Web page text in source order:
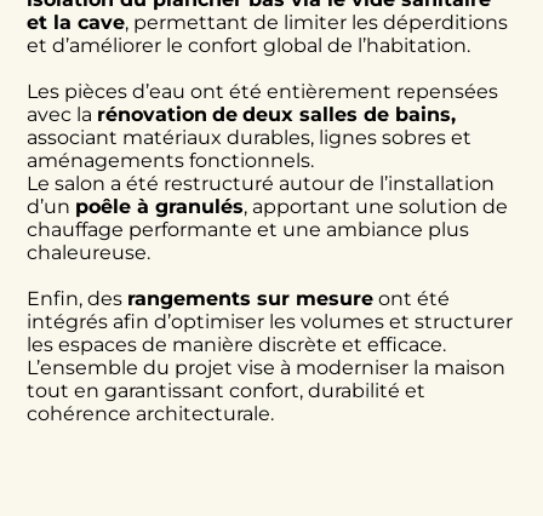
et la cave, permettant de limiter les déperditions
et d’améliorer le confort global de l’habitation.
Les pièces d’eau ont été entièrement repensées
avec la rénovation de deux salles de bains,
associant matériaux durables, lignes sobres et
aménagements fonctionnels.
Le salon a été restructuré autour de l’installation
d’un poêle à granulés, apportant une solution de
chauffage performante et une ambiance plus
chaleureuse.
Enfin, des rangements sur mesure ont été
intégrés afin d’optimiser les volumes et structurer
les espaces de manière discrète et efficace.
L’ensemble du projet vise à moderniser la maison
tout en garantissant confort, durabilité et
cohérence architecturale.